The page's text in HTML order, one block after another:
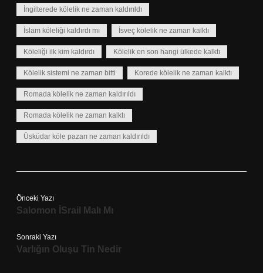
İngilterede kölelik ne zaman kaldırıldı
İslam köleliği kaldırdı mı İsveç kölelik ne zaman kalktı
Köleliği ilk kim kaldırdı Kölelik en son hangi ülkede kalktı
Kölelik sistemi ne zaman bitti Korede kölelik ne zaman kalktı
Romada kölelik ne zaman kaldırıldı
Romada kölelik ne zaman kalktı
Üsküdar köle pazarı ne zaman kaldırıldı
Önceki Yazı
Salomon İSrail Malı Mı
Sonraki Yazı
Varlığın Oluşu Tin Nedir